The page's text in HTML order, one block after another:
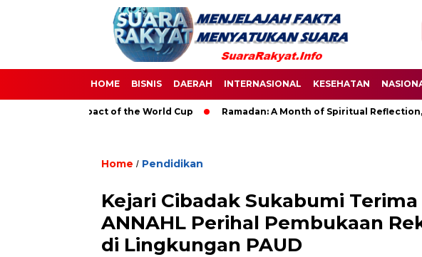
HOME BISNIS DAERAH INTERNASIONAL KESEHATAN
Global Impact of the World Cup Ramadan: A Month of Spiritual Reflection,
Home / Pendidikan
Kejari Cibadak Sukabumi Terima
ANNAHL Perihal Pembukaan
di Lingkungan PAUD